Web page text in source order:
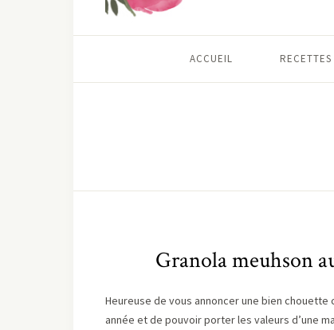
ACCUEIL RECETTES
Granola meuhson
Heureuse de vous annoncer une bien
année et de pouvoir porter les valeurs d’une